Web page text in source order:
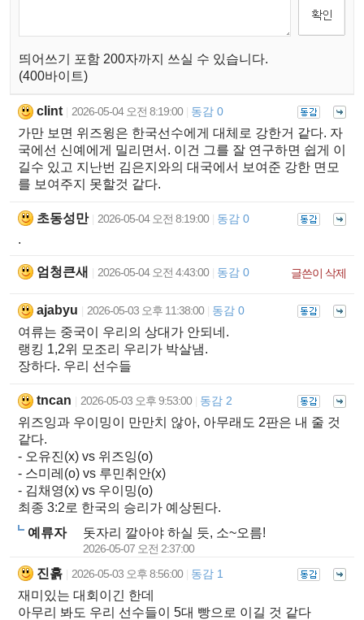
띄어쓰기 포함 200자까지 쓰실 수 있습니다.
(400바이트)
clint 2026-05-04 오전 8:19:00 동감 0
가만 보면 위즈윙은 한국선수에게 대체로 강한거 같다. 자
국에선 신예에게 밀리면서. 이건 그를 잘 연구하면 쉽게 이
길수 있고 지난번 김은지와의 대국에서 보여준 강한 면모
를 보여주지 못할것 같다.
초동성만 2026-05-04 오전 8:19:00 동감 0
.
엄청큰새 2026-05-04 오전 4:43:00 동감 0 글쓴이 삭제
ajabyu 2026-05-03 오후 11:38:00 동감 0
여류는 중국이 우리의 상대가 안되네.
랭킹 1,2위 모조리 우리가 박살냄.
장하다. 우리 선수들
tncan 2026-05-03 오후 9:53:00 동감 2
위즈잉과 우이밍이 만만치 않아, 아무래도 2판은 내 줄 것
같다.
- 오유진(x) vs 위즈잉(o)
- 스미레(o) vs 루민취안(x)
- 김채영(x) vs 우이밍(o)
최종 3:2로 한국의 승리가 예상된다.
예류자
돗자리 깔아야 하실 듯, 소~오름!
2026-05-07 오전 2:37:00
진흙 2026-05-03 오후 8:56:00 동감 1
재미있는 대회이긴 한데
아무리 봐도 우리 선수들이 5대 빵으로 이길 것 같다